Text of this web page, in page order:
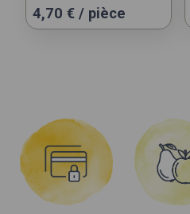
4,70 € / pièce